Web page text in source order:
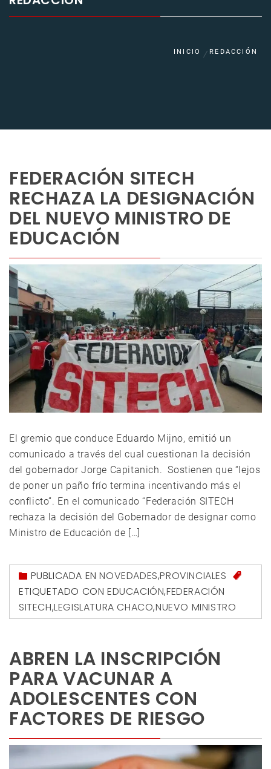
INICIO REDACCIÓN
FEDERACIÓN SITECH
RECHAZA LA DESIGNACIÓN
DEL NUEVO MINISTRO DE
EDUCACIÓN
El gremio que conduce Eduardo Mijno, emitió un
comunicado a través del cual cuestionan la decisión
del gobernador Jorge Capitanich. Sostienen que “lejos
de poner un paño frío termina incentivando más el
conflicto”. En el comunicado “Federación SITECH
rechaza la decisión del Gobernador de designar como
Ministro de Educación de […]
PUBLICADA ENNOVEDADES,PROVINCIALES
ETIQUETADO CON EDUCACIÓN,FEDERACIÓN
SITECH,LEGISLATURA CHACO,NUEVO MINISTRO
ABREN LA INSCRIPCIÓN
PARA VACUNAR A
ADOLESCENTES CON
FACTORES DE RIESGO